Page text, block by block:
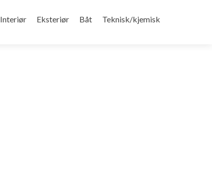
til
Interiør Eksteriør Båt Teknisk/kjemisk